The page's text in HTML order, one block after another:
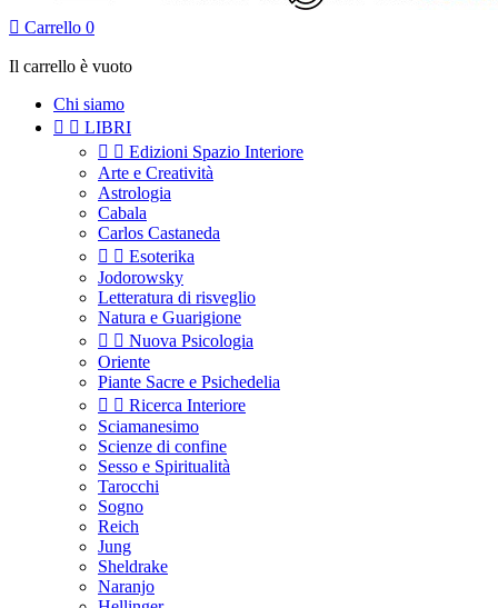
 Carrello 0
Il carrello è vuoto
Chi siamo
  LIBRI
  Edizioni Spazio Interiore
Arte e Creatività
Astrologia
Cabala
Carlos Castaneda
  Esoterika
Jodorowsky
Letteratura di risveglio
Natura e Guarigione
  Nuova Psicologia
Oriente
Piante Sacre e Psichedelia
  Ricerca Interiore
Sciamanesimo
Scienze di confine
Sesso e Spiritualità
Tarocchi
Sogno
Reich
Jung
Sheldrake
Naranjo